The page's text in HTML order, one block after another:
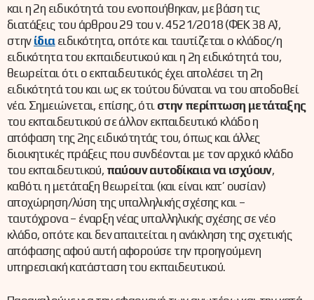
και η 2η ειδικότητά του ενοποιήθηκαν, με βάση τις
διατάξεις του άρθρου 29 του ν. 4521/2018 (ΦΕΚ 38 Α΄),
στην ίδια ειδικότητα, οπότε και ταυτίζεται ο κλάδος/η
ειδικότητα του εκπαιδευτικού και η 2η ειδικότητά του,
θεωρείται ότι ο εκπαιδευτικός έχει απολέσει τη 2η
ειδικότητά του και ως εκ τούτου δύναται να του αποδοθεί
νέα. Σημειώνεται, επίσης, ότι στην περίπτωση μετάταξης
του εκπαιδευτικού σε άλλον εκπαιδευτικό κλάδο η
απόφαση της 2ης ειδικότητάς του, όπως και άλλες
διοικητικές πράξεις που συνδέονται με τον αρχικό κλάδο
του εκπαιδευτικού, παύουν αυτοδίκαια να ισχύουν,
καθότι η μετάταξη θεωρείται (και είναι κατ’ ουσίαν)
αποχώρηση/λύση της υπαλληλικής σχέσης και –
ταυτόχρονα – έναρξη νέας υπαλληλικής σχέσης σε νέο
κλάδο, οπότε και δεν απαιτείται η ανάκληση της σχετικής
απόφασης αφού αυτή αφορούσε την προηγούμενη
υπηρεσιακή κατάσταση του εκπαιδευτικού.